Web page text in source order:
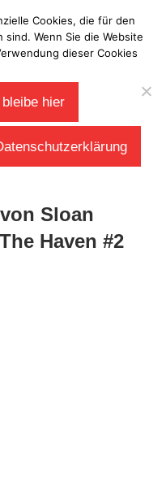
Sloan
Haven #2
Cookies, die für den
Wenn Sie die Website
dieser Cookies
hier